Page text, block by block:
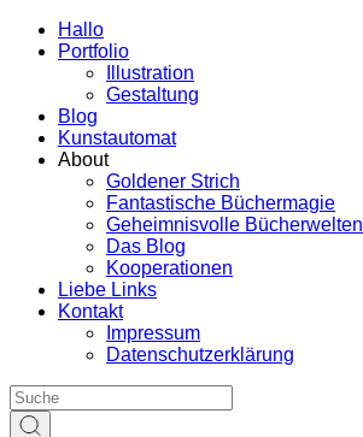
Hallo
Portfolio
Illustration
Gestaltung
Blog
Kunstautomat
About
Goldener Strich
Fantastische Büchermagie
Geheimnisvolle Bücherwelten
Das Blog
Kooperationen
Liebe Links
Kontakt
Impressum
Datenschutzerklärung